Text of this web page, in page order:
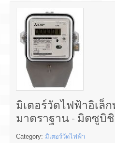
มิเตอร์วัดไฟฟ้าอิเล็
มาตราฐาน - มิตซูบิ
Category: มิเตอร์วัดไฟฟ้า